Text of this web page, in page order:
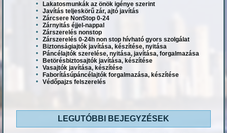
Lakatosmunkák az önök igénye szerint
Javítás teljeskörű zár, ajtó javítás
Zárcsere NonStop 0-24
Zárnyitás éjjel-nappal
Zárszerelés nonstop
Zárszerelés 0-24h non stop hívható gyors szolgálat
Biztonságiajtók javítása, készítése, nyitása
Páncélajtók szerelése, nyitása, javítása, forgalmazása
Betörésbiztosajtók javítása, készítése
Vasajtók javítása, készítése
Faborításúpáncélajtók forgalmazása, készítése
Védőpajzs felszerelés
LEGUTÓBBI BEJEGYZÉSEK